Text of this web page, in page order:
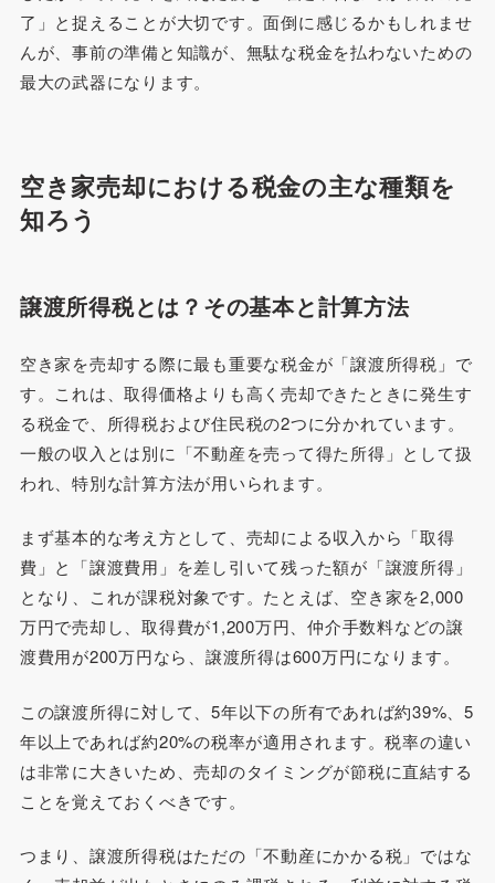
了」と捉えることが大切です。面倒に感じるかもしれませ
んが、事前の準備と知識が、無駄な税金を払わないための
最大の武器になります。
空き家売却における税金の主な種類を
知ろう
譲渡所得税とは？その基本と計算方法
空き家を売却する際に最も重要な税金が「譲渡所得税」で
す。これは、取得価格よりも高く売却できたときに発生す
る税金で、所得税および住民税の2つに分かれています。
一般の収入とは別に「不動産を売って得た所得」として扱
われ、特別な計算方法が用いられます。
まず基本的な考え方として、売却による収入から「取得
費」と「譲渡費用」を差し引いて残った額が「譲渡所得」
となり、これが課税対象です。たとえば、空き家を2,000
万円で売却し、取得費が1,200万円、仲介手数料などの譲
渡費用が200万円なら、譲渡所得は600万円になります。
この譲渡所得に対して、5年以下の所有であれば約39%、5
年以上であれば約20%の税率が適用されます。税率の違い
は非常に大きいため、売却のタイミングが節税に直結する
ことを覚えておくべきです。
つまり、譲渡所得税はただの「不動産にかかる税」ではな